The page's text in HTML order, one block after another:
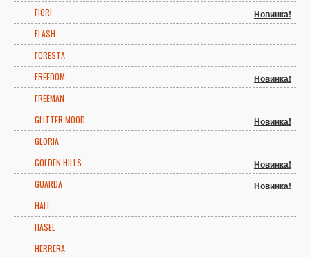
FIORI Новинка!
FLASH
FORESTA
FREEDOM
Новинка!
FREEMAN
GLITTER MOOD
Новинка!
GLORIA
GOLDEN HILLS
Новинка!
GUARDA Новинка!
HALL
HASEL
HERRERA